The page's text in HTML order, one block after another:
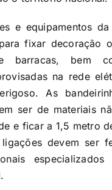
e equipamentos
fixar decoração
barracas, bem
na rede
As
ser de materiais
e ficar a 1,5 metro
devem ser